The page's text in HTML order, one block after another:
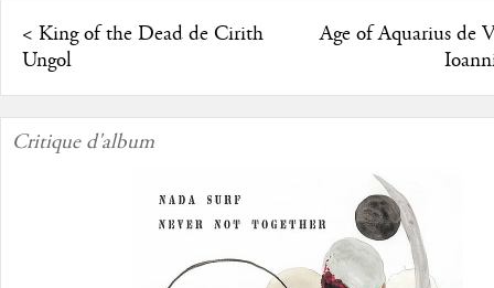
< King of the Dead de Cirith
Ungol
Age of Aquarius de
Critique d'album